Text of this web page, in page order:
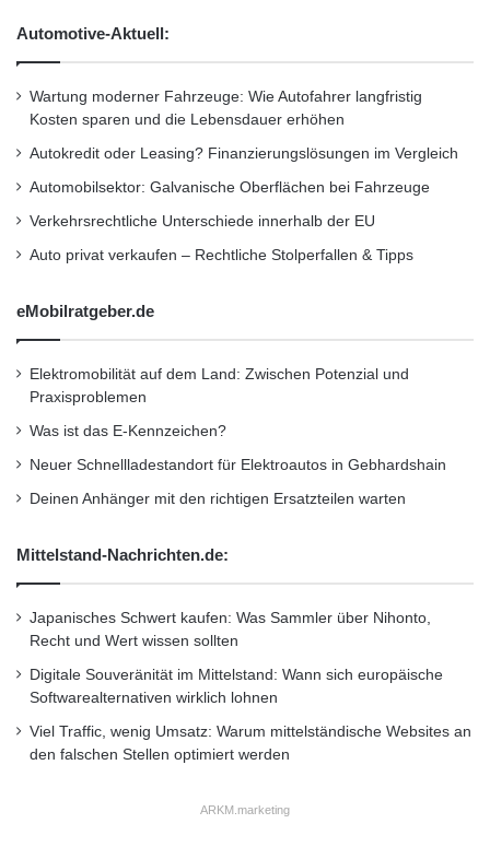
Automotive-Aktuell:
Wartung moderner Fahrzeuge: Wie Autofahrer langfristig
Kosten sparen und die Lebensdauer erhöhen
Autokredit oder Leasing? Finanzierungslösungen im Vergleich
Automobilsektor: Galvanische Oberflächen bei Fahrzeuge
Verkehrsrechtliche Unterschiede innerhalb der EU
Auto privat verkaufen – Rechtliche Stolperfallen & Tipps
eMobilratgeber.de
Elektromobilität auf dem Land: Zwischen Potenzial und
Praxisproblemen
Was ist das E-Kennzeichen?
Neuer Schnellladestandort für Elektroautos in Gebhardshain
Deinen Anhänger mit den richtigen Ersatzteilen warten
Mittelstand-Nachrichten.de:
Japanisches Schwert kaufen: Was Sammler über Nihonto,
Recht und Wert wissen sollten
Digitale Souveränität im Mittelstand: Wann sich europäische
Softwarealternativen wirklich lohnen
Viel Traffic, wenig Umsatz: Warum mittelständische Websites an
den falschen Stellen optimiert werden
ARKM.marketing